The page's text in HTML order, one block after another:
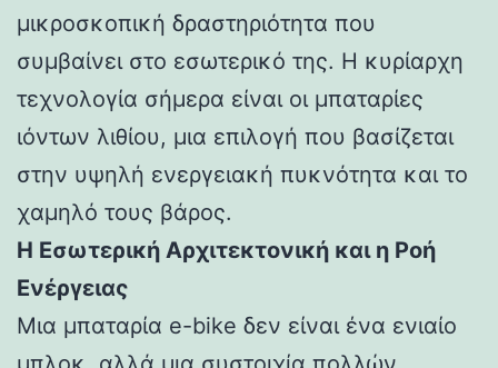
μικροσκοπική δραστηριότητα που
συμβαίνει στο εσωτερικό της. Η κυρίαρχη
τεχνολογία σήμερα είναι οι μπαταρίες
ιόντων λιθίου, μια επιλογή που βασίζεται
στην υψηλή ενεργειακή πυκνότητα και το
χαμηλό τους βάρος.
Η Εσωτερική Αρχιτεκτονική και η Ροή
Ενέργειας
Μια μπαταρία e-bike δεν είναι ένα ενιαίο